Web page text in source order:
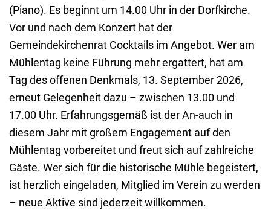
(Piano). Es beginnt um 14.00 Uhr in der Dorfkirche.
Vor und nach dem Konzert hat der
Gemeindekirchenrat Cocktails im Angebot. Wer am
Mühlentag keine Führung mehr ergattert, hat am
Tag des offenen Denkmals, 13. September 2026,
erneut Gelegenheit dazu – zwischen 13.00 und
17.00 Uhr. Erfahrungsgemäß ist der An-auch in
diesem Jahr mit großem Engagement auf den
Mühlentag vorbereitet und freut sich auf zahlreiche
Gäste. Wer sich für die historische Mühle begeistert,
ist herzlich eingeladen, Mitglied im Verein zu werden
– neue Aktive sind jederzeit willkommen.